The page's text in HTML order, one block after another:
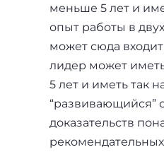
меньше 5 лет и
опыт работы в
может сюда
лидер может
5 лет и иметь так
“развивающийся”
доказательств